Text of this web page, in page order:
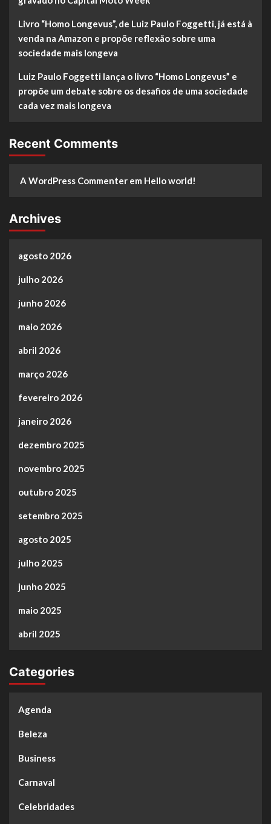
Livro “Homo Longevus”, de Luiz Paulo Foggetti, já está à
venda na Amazon e propõe reflexão sobre uma
sociedade mais longeva
Luiz Paulo Foggetti lança o livro “Homo Longevus” e
propõe um debate sobre os desafios de uma sociedade
cada vez mais longeva
Recent Comments
A WordPress Commenter em Hello world!
Archives
agosto 2026
julho 2026
junho 2026
maio 2026
abril 2026
março 2026
fevereiro 2026
janeiro 2026
dezembro 2025
novembro 2025
outubro 2025
setembro 2025
agosto 2025
julho 2025
junho 2025
maio 2025
abril 2025
Categories
Agenda
Beleza
Business
Carnaval
Celebridades